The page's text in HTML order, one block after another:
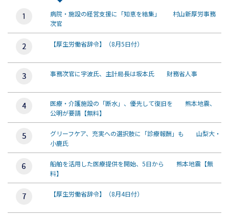
病院・施設の経営支援に「知恵を結集」 村山新厚労事務
次官
【厚生労働省辞令】（8月5日付）
事務次官に宇波氏、主計局長は坂本氏 財務省人事
医療・介護施設の「断水」、優先して復旧を 熊本地震、
公明が要請【無料】
グリーフケア、充実への選択肢に「診療報酬」も 山梨大・
小鹿氏
船舶を活用した医療提供を開始、5日から 熊本地震【無
料】
【厚生労働省辞令】（8月4日付）